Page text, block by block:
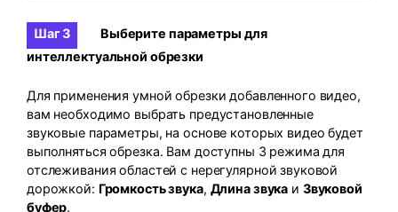
Шаг 3
Выберите параметры для
интеллектуальной обрезки
Для применения умной обрезки добавленного видео,
вам необходимо выбрать предустановленные
звуковые параметры, на основе которых видео будет
выполняться обрезка. Вам доступны 3 режима для
отслеживания областей с нерегулярной звуковой
дорожкой: Громкость звука, Длина звука и Звуковой
буфер.